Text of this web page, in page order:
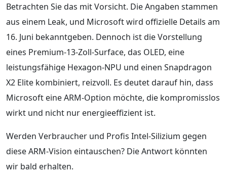
Betrachten Sie das mit Vorsicht. Die Angaben stammen
aus einem Leak, und Microsoft wird offizielle Details am
16. Juni bekanntgeben. Dennoch ist die Vorstellung
eines Premium-13-Zoll-Surface, das OLED, eine
leistungsfähige Hexagon-NPU und einen Snapdragon
X2 Elite kombiniert, reizvoll. Es deutet darauf hin, dass
Microsoft eine ARM-Option möchte, die kompromisslos
wirkt und nicht nur energieeffizient ist.
Werden Verbraucher und Profis Intel-Silizium gegen
diese ARM-Vision eintauschen? Die Antwort könnten
wir bald erhalten.